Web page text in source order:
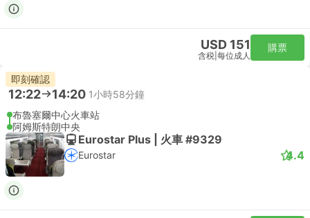
USD 151
含税 每位成人
購票
即刻確認
12:22 14:20 1小時58分鐘
布魯塞爾中心火車站
阿姆斯特朗中央
Eurostar Plus | 火車 #9329
Eurostar 4.4